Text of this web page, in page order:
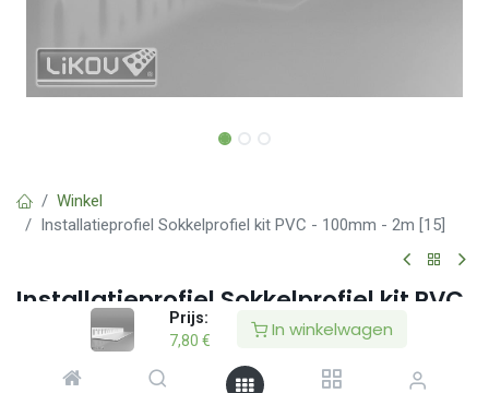
Prijs:
7,80 € In winkelwagen
Winkel
Installatieprofiel Sokkelprofiel kit PVC - 100mm - 2m [15]
Installatieprofiel Sokkelprofiel kit PVC
- 100mm - 2m [15]